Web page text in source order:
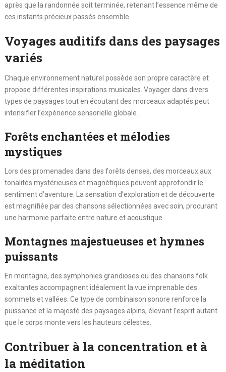
après que la randonnée soit terminée, retenant l’essence même de
ces instants précieux passés ensemble.
Voyages auditifs dans des paysages
variés
Chaque environnement naturel possède son propre caractère et
propose différentes inspirations musicales. Voyager dans divers
types de paysages tout en écoutant des morceaux adaptés peut
intensifier l’expérience sensorielle globale.
Forêts enchantées et mélodies
mystiques
Lors des promenades dans des forêts denses, des morceaux aux
tonalités mystérieuses et magnétiques peuvent approfondir le
sentiment d’aventure. La sensation d’exploration et de découverte
est magnifiée par des chansons sélectionnées avec soin, procurant
une harmonie parfaite entre nature et acoustique.
Montagnes majestueuses et hymnes
puissants
En montagne, des symphonies grandioses ou des chansons folk
exaltantes accompagnent idéalement la vue imprenable des
sommets et vallées. Ce type de combinaison sonore renforce la
puissance et la majesté des paysages alpins, élevant l’esprit autant
que le corps monte vers les hauteurs célestes.
Contribuer à la concentration et à
la méditation